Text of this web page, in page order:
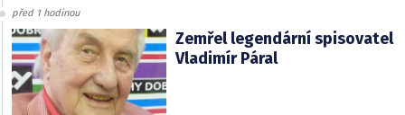
před 1 hodinou
Zemřel legendární spisovatel
Vladimír Páral